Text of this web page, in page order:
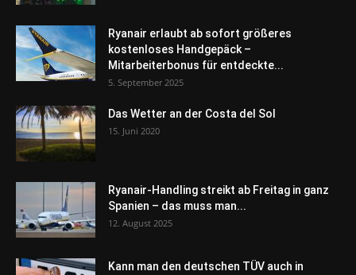
Ryanair erlaubt ab sofort größeres
kostenloses Handgepäck –
Mitarbeiterbonus für entdeckte...
5. September 2025
Das Wetter an der Costa del Sol
15. Juni 2020
Ryanair-Handling streikt ab Freitag in ganz
Spanien – das muss man...
12. August 2025
Kann man den deutschen TÜV auch in